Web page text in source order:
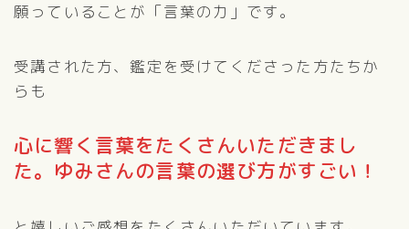
願っていることが「言葉の力」です。
受講された方、鑑定を受けてくださった方たちか
らも
心に響く言葉をたくさんいただきまし
た。ゆみさんの言葉の選び方がすごい！